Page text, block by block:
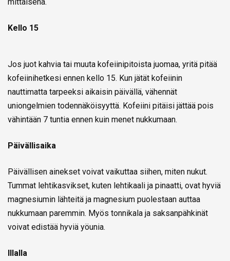
Kello 15
Jos juot kahvia tai muuta kofeiinipitoista juomaa, yritä pitää
kofeiinihetkesi ennen kello 15. Kun jätät kofeiinin
nauttimatta tarpeeksi aikaisin päivällä, vähennät
uniongelmien todennäköisyyttä. Kofeiini pitäisi jättää pois
vähintään 7 tuntia ennen kuin menet nukkumaan.
Päivällisaika
Päivällisen ainekset voivat vaikuttaa siihen, miten nukut.
Tummat lehtikasvikset, kuten lehtikaali ja pinaatti, ovat hyviä
magnesiumin lähteitä ja magnesium puolestaan auttaa
nukkumaan paremmin. Myös tonnikala ja saksanpähkinät
voivat edistää hyviä yöunia.
Illalla